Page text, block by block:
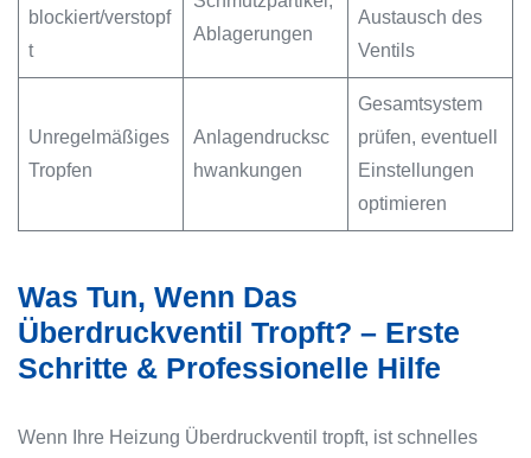
blockiert/verstopf
t
Ablagerungen
Austausch des
Ventils
Unregelmäßiges
Tropfen
Anlagendrucksc
hwankungen
Gesamtsystem
prüfen, eventuell
Einstellungen
optimieren
Was Tun, Wenn Das
Überdruckventil Tropft? – Erste
Schritte & Professionelle Hilfe
Wenn Ihre Heizung Überdruckventil tropft, ist schnelles